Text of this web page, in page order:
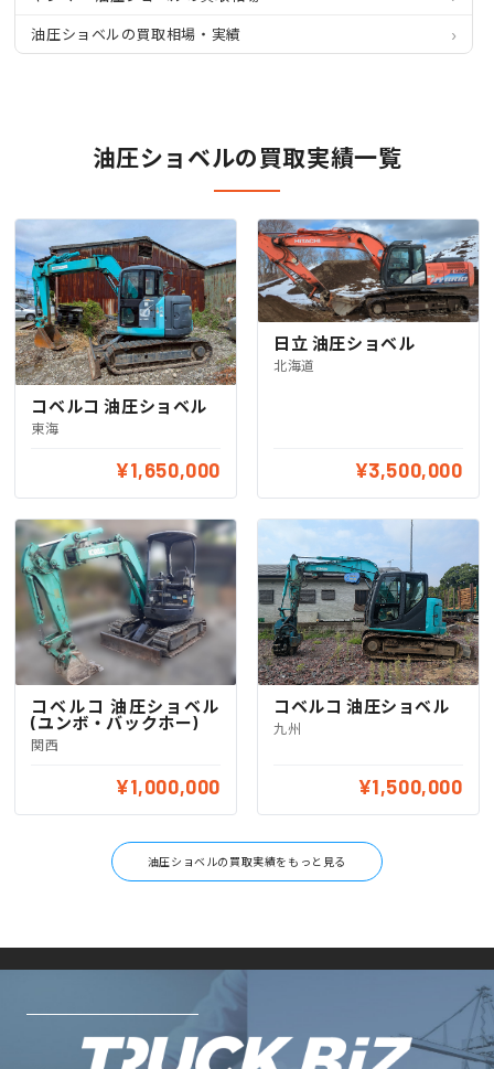
油圧ショベルの買取相場・実績
油圧ショベルの買取実績一覧
コベルコ 油圧ショベル
東海
¥1,650,000
日立 油圧ショベル
北海道
¥3,500,000
コベルコ 油圧ショベル
(ユンボ・バックホー)
関西
¥1,000,000
コベルコ 油圧ショベル
九州
¥1,500,000
油圧ショベルの買取実績をもっと見る